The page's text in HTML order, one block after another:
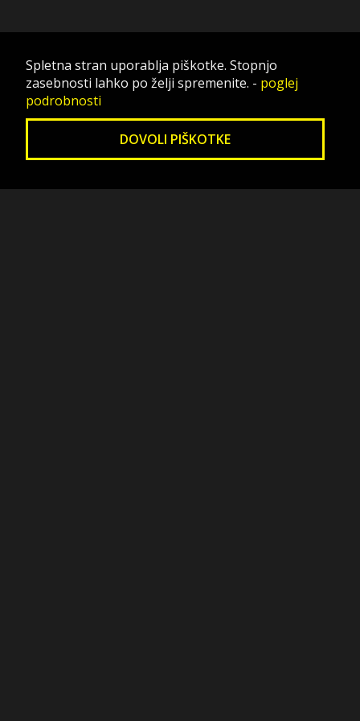
Spletna stran uporablja piškotke. Stopnjo
zasebnosti lahko po želji spremenite. - poglej
podrobnosti
DOVOLI PIŠKOTKE